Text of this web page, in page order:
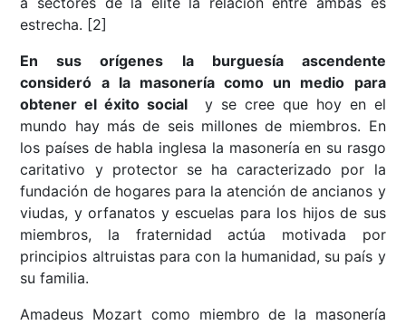
estrecha. [2]
En sus orígenes la burguesía ascendente
consideró a la masonería como un medio para
obtener el éxito social y se cree que hoy en el
mundo hay más de seis millones de miembros. En
los países de habla inglesa la masonería en su rasgo
caritativo y protector se ha caracterizado por la
fundación de hogares para la atención de ancianos y
viudas, y orfanatos y escuelas para los hijos de sus
miembros, la fraternidad actúa motivada por
principios altruistas para con la humanidad, su país y
su familia.
Amadeus Mozart como miembro de la masonería